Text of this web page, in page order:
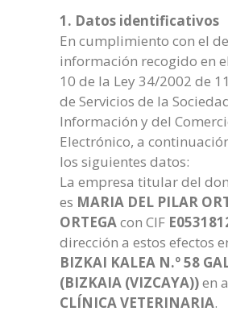
1. Datos identificativos
En cumplimiento con el
información recogido en
10 de la Ley 34/2002 de
de Servicios de la
Información y del
Electrónico, a
los siguientes datos:
La empresa titular del
es MARIA DEL PILAR
ORTEGAcon CIF
dirección a estos efectos
BIZKAI KALEA N.º 58
(BIZKAIA (VIZCAYA))en
CLÍNICA VETERINARIA.